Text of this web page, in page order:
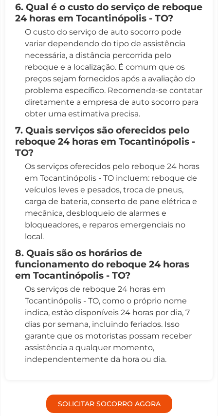
6. Qual é o custo do serviço de reboque
24 horas em Tocantinópolis - TO?
O custo do serviço de auto socorro pode
variar dependendo do tipo de assistência
necessária, a distância percorrida pelo
reboque e a localização. É comum que os
preços sejam fornecidos após a avaliação do
problema específico. Recomenda-se contatar
diretamente a empresa de auto socorro para
obter uma estimativa precisa.
7. Quais serviços são oferecidos pelo
reboque 24 horas em Tocantinópolis -
TO?
Os serviços oferecidos pelo reboque 24 horas
em Tocantinópolis - TO incluem: reboque de
veículos leves e pesados, troca de pneus,
carga de bateria, conserto de pane elétrica e
mecânica, desbloqueio de alarmes e
bloqueadores, e reparos emergenciais no
local.
8. Quais são os horários de
funcionamento do reboque 24 horas
em Tocantinópolis - TO?
Os serviços de reboque 24 horas em
Tocantinópolis - TO, como o próprio nome
indica, estão disponíveis 24 horas por dia, 7
dias por semana, incluindo feriados. Isso
garante que os motoristas possam receber
assistência a qualquer momento,
independentemente da hora ou dia.
SOLICITAR SOCORRO AGORA